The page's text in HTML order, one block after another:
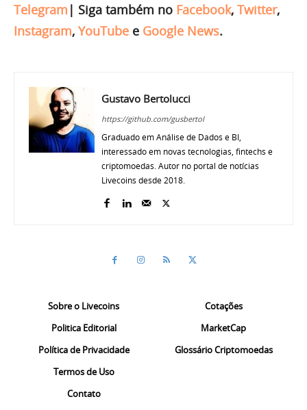
Telegram | Siga também no Facebook, Twitter,
Instagram, YouTube e Google News.
Gustavo Bertolucci
https://github.com/gusbertol
Graduado em Análise de Dados e BI,
interessado em novas tecnologias, fintechs e
criptomoedas. Autor no portal de notícias
Livecoins desde 2018.
Sobre o Livecoins
Politica Editorial
Política de Privacidade
Termos de Uso
Contato
Cotações
MarketCap
Glossário Criptomoedas